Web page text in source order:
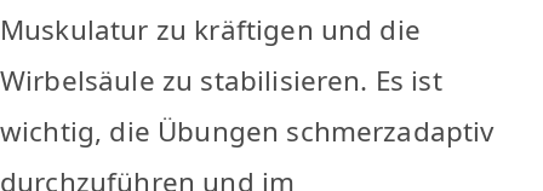
Muskulatur zu kräftigen und die
Wirbelsäule zu stabilisieren. Es ist
wichtig, die Übungen schmerzadaptiv
durchzuführen und im